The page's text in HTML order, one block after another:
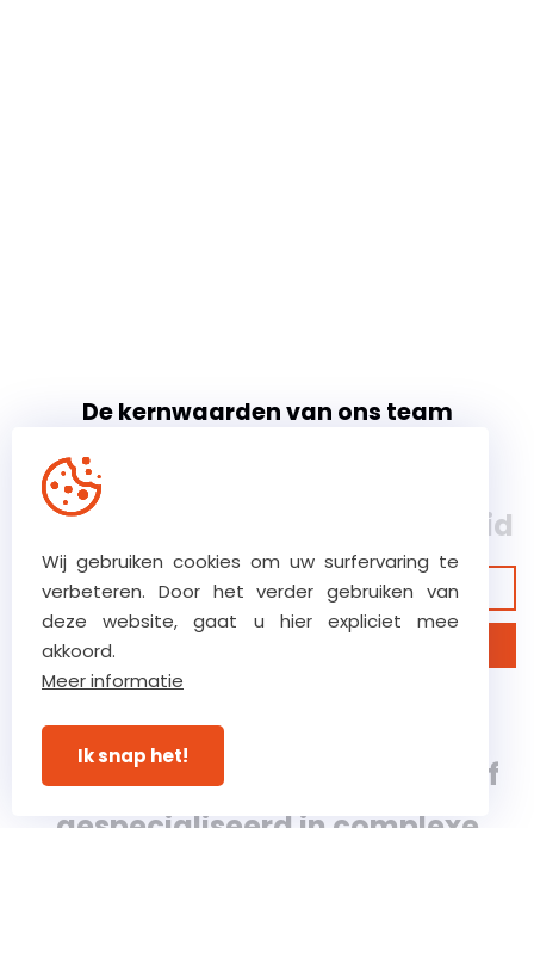
De kernwaarden van ons team
Ons hoog vertrouwensniveau
zorgt voor ultieme betrokkenheid
Bekijk onze garanties
Verstraete.team, een 5e
generatie, klasse 8 bouwbedrijf
gespecialiseerd in complexe
Wij gebruiken cookies om uw surfervaring te
verbeteren. Door het verder gebruiken van
deze website, gaat u hier expliciet mee
akkoord.
Meer informatie
Ik snap het!